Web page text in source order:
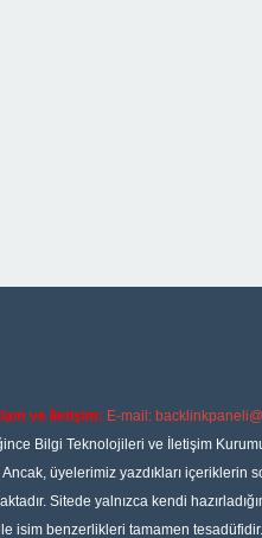
ve İletişim: E-mail:
Bilgi Teknolojileri ve İletişim
üyelerimiz yazdıkları
Sitede yalnızca kendi
isim benzerlikleri tamamen